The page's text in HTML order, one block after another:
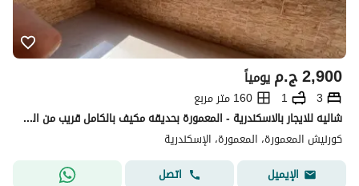
ج.م2,900 يومياً
3
1
160 متر مربع
شاليه للايجار بالاسكندرية - المعمورة بحديقه مكيف بالكامل قريب من البحر
كورنيش المعمورة، المعمورة، الإسكندرية
الإيميل
اتصل